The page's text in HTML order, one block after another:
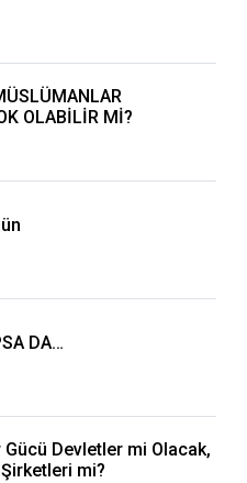
OLABİLİR Mİ?
DA…
Devletler mi Olacak,
mi?